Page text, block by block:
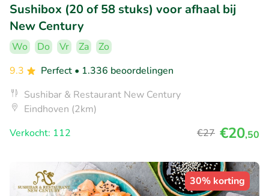
Sushibox (20 of 58 stuks) voor afhaal bij
New Century
Wo Do Vr Za
Zo
9.3
Perfect • 1.336 beoordelingen
Sushibar & Restaurant New Century
Eindhoven (2km)
Verkocht: 112
€27 €20,50
30% korting